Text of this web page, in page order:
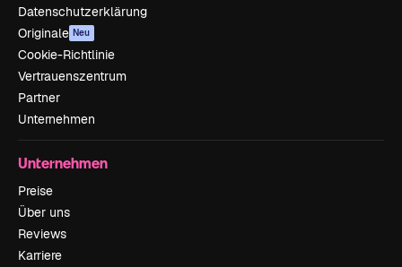
Datenschutzerklärung
Originale Neu
Cookie-Richtlinie
Vertrauenszentrum
Partner
Unternehmen
Unternehmen
Preise
Über uns
Reviews
Karriere